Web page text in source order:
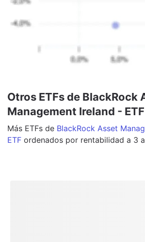
Otros ETFs de BlackRock
Management Ireland - ETF
Más ETFs de BlackRock Asset
ETF ordenados por rentabilidad a 3